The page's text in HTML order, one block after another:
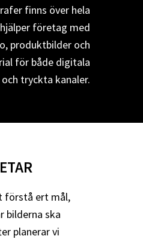
finns över hela
företag med
produktbilder och
för både digitala
och tryckta kanaler.
förstå ert mål,
bilderna ska
planerar vi